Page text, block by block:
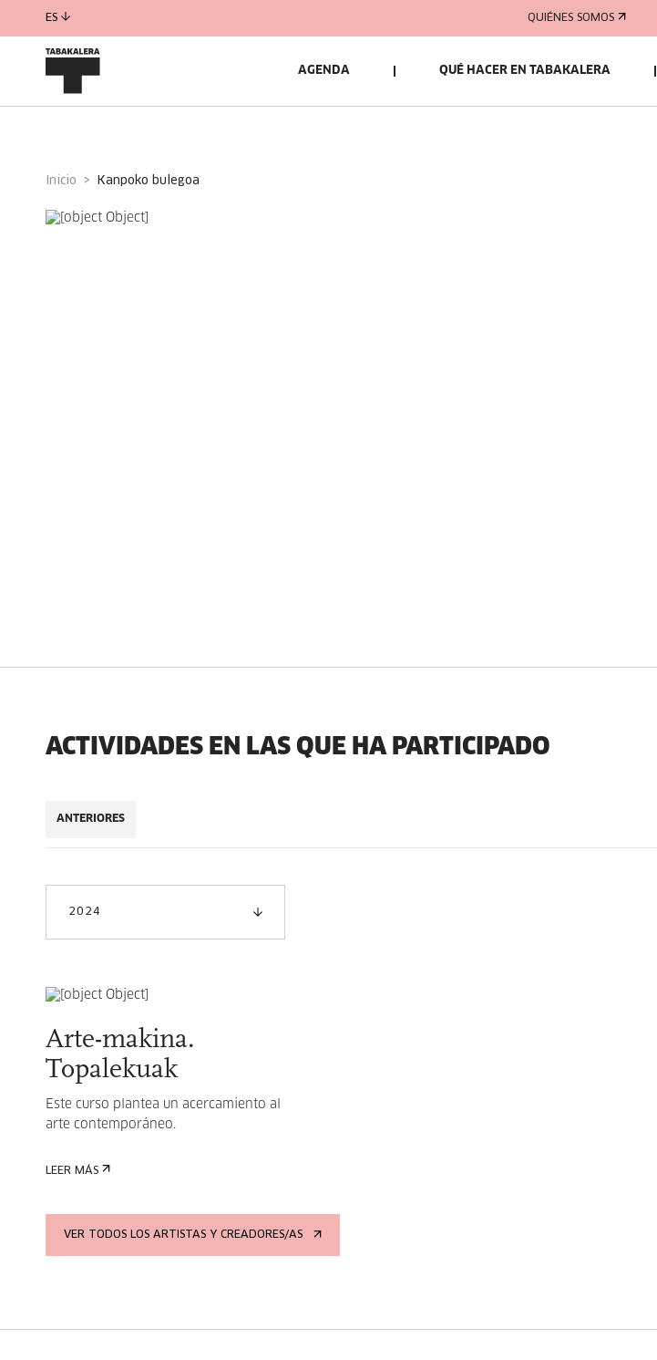
ES QUIÉNES SOMOS
AGENDA QUÉ HACER EN TABAKALERA
Inicio kanpoko bulegoa
ACTIVIDADES EN LAS QUE HA PARTICIPADO
ANTERIORES
2024
Arte-makina.
Topalekuak
Este curso plantea un acercamiento al
arte contemporáneo.
LEER MÁS
VER TODOS LOS ARTISTAS Y CREADORES/AS